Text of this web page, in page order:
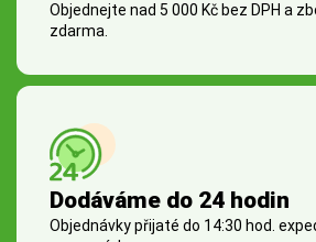
Objednejte nad 5 000 Kč bez DPH a
zdarma.
Dodáváme do 24 hodin
Objednávky přijaté do 14:30 hod.